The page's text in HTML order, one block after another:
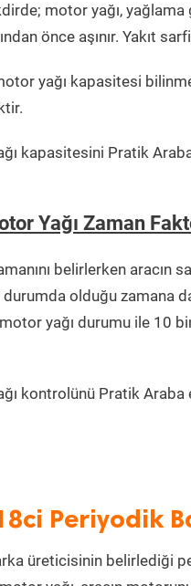
motor yağı,
önce aşınır. Yakıt
yağı kapasitesi
kapasitesini Pratik
Yağı Zaman
belirlerken aracın
durumda olduğu
yağı durumu ile 10
kontrolünü Pratik
Periyodik
üreticisinin belirlediği